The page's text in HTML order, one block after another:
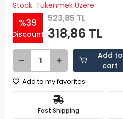
Stock: Tükenmek Üzere
%39
Discount
523,85 TL
318,86 TL
Add to
cart
Add to my favorites
Fast Shipping